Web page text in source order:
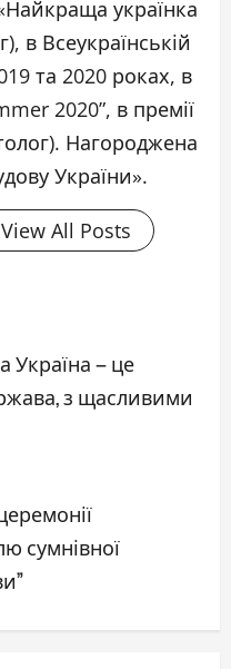
українка
в Всеукраїнській
та 2020 роках, в
2020”, в премії
Нагороджена
України».
View All Posts
Україна – це
з щасливими
сумнівної